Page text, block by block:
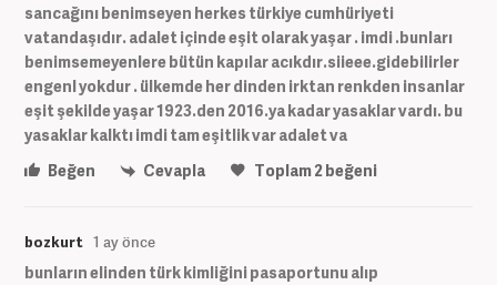
sancağını benimseyen herkes türkiye cumhüriyeti
vatandaşıdır. adalet içinde eşit olarak yaşar . imdi .bunları
benimsemeyenlere bütün kapılar acıkdır.siieee.gidebilirler
engenl yokdur . ülkemde her dinden irktan renkden insanlar
eşit şekilde yaşar 1923.den 2016.ya kadar yasaklar vardı. bu
yasaklar kalktı imdi tam eşitlik var adalet va
Beğen
Cevapla Toplam2 beğeni
bozkurt 1 ay önce
bunların elinden türk kimliğini pasaportunu alıp